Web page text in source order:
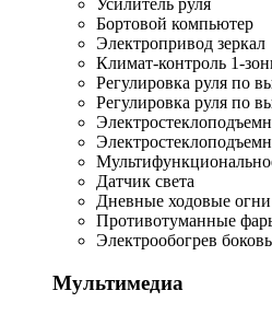
Усилитель руля
Бортовой компьютер
Электропривод зеркал
Климат-контроль 1-
Регулировка руля по
Регулировка руля по
Датчик света
Дневные ходовые огни
Противотуманные
Электрообогрев
Мультимедиа